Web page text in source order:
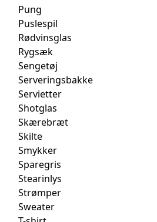
Pung
Puslespil
Rødvinsglas
Rygsæk
Sengetøj
Serveringsbakke
Servietter
Shotglas
Skærebræt
Skilte
Smykker
Sparegris
Stearinlys
Strømper
Sweater